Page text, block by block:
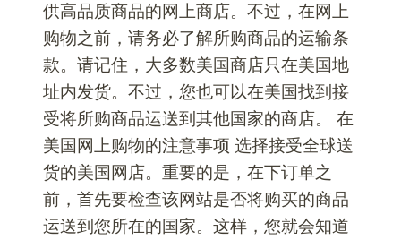
供高品质商品的网上商店。不过，在网上
购物之前，请务必了解所购商品的运输条
款。请记住，大多数美国商店只在美国地
址内发货。不过，您也可以在美国找到接
受将所购商品运送到其他国家的商店。 在
美国网上购物的注意事项 选择接受全球送
货的美国网店。重要的是，在下订单之
前，首先要检查该网站是否将购买的商品
运送到您所在的国家。这样，您就会知道